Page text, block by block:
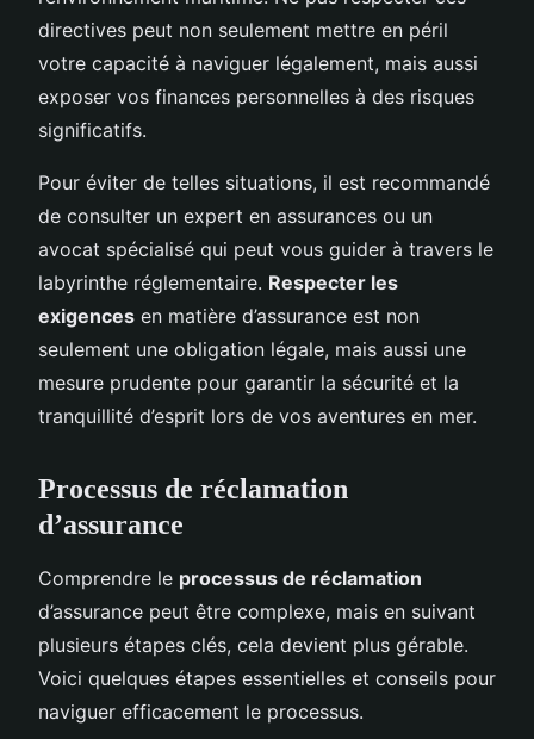
directives peut non seulement mettre en péril
votre capacité à naviguer légalement, mais aussi
exposer vos finances personnelles à des risques
significatifs.
Pour éviter de telles situations, il est recommandé
de consulter un expert en assurances ou un
avocat spécialisé qui peut vous guider à travers le
labyrinthe réglementaire. Respecter les
exigences en matière d’assurance est non
seulement une obligation légale, mais aussi une
mesure prudente pour garantir la sécurité et la
tranquillité d’esprit lors de vos aventures en mer.
Processus de réclamation
d’assurance
Comprendre le processus de réclamation
d’assurance peut être complexe, mais en suivant
plusieurs étapes clés, cela devient plus gérable.
Voici quelques étapes essentielles et conseils pour
naviguer efficacement le processus.